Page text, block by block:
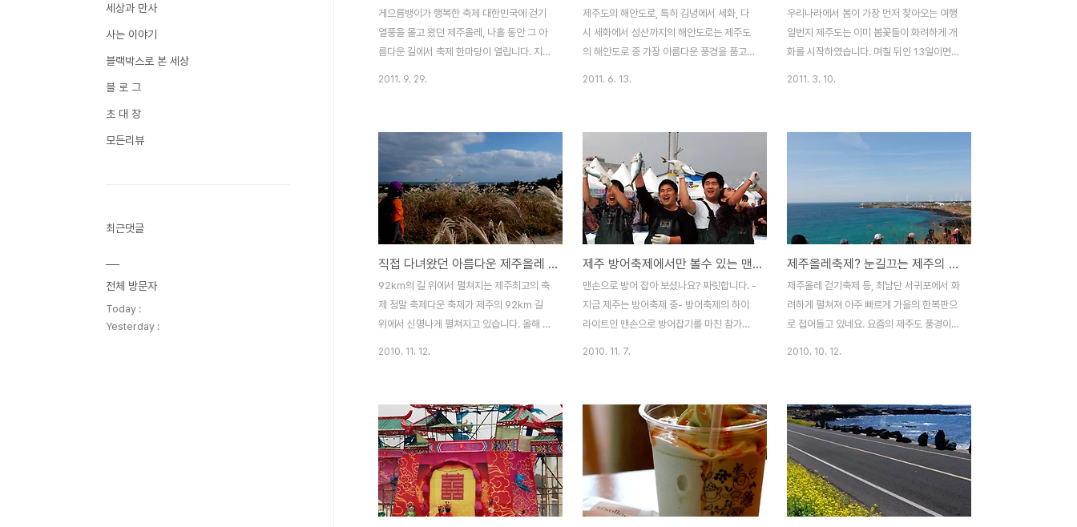
그리고 유채꽃 축제와 가파도 청보리 축제까
지 초록과 노랑 그리고 하얀색의 총천연색으
로 물들여질 겁니다. 물감을 풀어 놓..
평일인 첫날부터 정말 많은 사람들이 몰렸습
니다. 최남단 방어축제가 이토록 인기가 좋은
것은 뭐니 뭐니 해..
곳에 우후죽순처럼 생겨나는 축제가 사회적
인 문제점으로 부각되기도 했었는데요, 제주
도에도 축제가 많기로 둘째가라면 ..
게으름뱅이가 행복한 축제 대한민국에 걷기
열풍을 몰고 왔던 제주올레, 나흘 동안 그 아
름다운 길에서 축제 한마당이 열립니다. 지난
가 중요하지만, 제주올레는 걸어가면서 얼마
나 많은 추억을 만들었느냐가 중요한 길"이라
고 밝힌 서명숙 제주올레 이사장은 "평소 완
주에 목표를 두고 걷던 분들도 이번 축제를
통해 다채로운 공연을 즐기며 걷는 과정의 즐
거움을 찾게 되기를 희망한다."고 말했습니
다. 지난해 말미오름에 오른 외국의 축제 참
가자들 제주올레 6코스~9코스, 장장 50km
에서 펼쳐져 게으를수록 행복한 축제가 바로
올레걷기 축제입니다. 이번에 ..
2011. 9. 29.
제주도의 해안도로, 특히 김녕에서 세화, 다
시 세화에서 성산까지의 해안도로는 제주도
의 해안도로 중 가장 아름다운 풍경을 품고
바로 그곳에서 마라톤 축제가 열렸답니다. 제
주최고의 해안풍경을 간직한 그림 같은 배경
속에서 펼쳐진 마라톤 축제, 이왕이면 화창한
날씨 속이라면 더 없이 좋았겠지만, 때는 어
김없이 찾아온 장마철, 그나마 하늘이 도왔는
지 비가 뚝! 자욱하게 안개에 드리워진 해안
의 풍경이 오히려 몽환적이고 이색적인 그림
을 보여주더군요. 제주도에서 마라톤 경기가
열리면 언제나 최고의 호응을 이끌어 내는 것
같더군요. 제주풍경도..
2011. 6. 13.
우리나라에서 봄이 가장 먼저 찾아오는 여행
일번지 제주도는 이미 봄꽃들이 화려하게 개
화를 시작하였습니다. 며칠 뒤인 13일이면
를 소개하려 합니다. 아름답고 화려한 봄꽃의
향연은 4월1일부터 시작됩니다. 대표적인 봄
꽃대축제인 제주왕벚꽃축제와 서사라 문화거
리축제, 그리고 가파도 청보리 축제와 유채꽃
축제까지 초록과 노랑 그리고 하얀색의 총천
연색으로 물들여질 겁니다. 대한민국에서 가
장먼저 만나보는 절정의 제주의 봄 축제는..
2011. 3. 10.
직접 다녀왔던 아름다운 제주올레 걷기축제
92km의 길 위에서 펼쳐지는 제주최고의 축
제 정말 축제다운 축제가 제주의 92km 길
위에서 신명나게 펼쳐지고 있습니다. 올해 처
패러다임을 바꿔놓은 그 길에서 무려 1만 명
이 넘는 참가자들이 조용하고 행복한 축제를
맘껏 즐기고 있습니다. 걷기축제의 기간은 무
려 5일, 월드트레일 컨퍼런스 행사까지 합하
면 장장 1주일동안 계속되는 길 위에서 펼쳐
지는 제주 최고의 축제인 셈입니다. 지난 월
2010. 11. 12.
제주 방어축제에서만 볼수 있는 맨손방어잡기
맨손으로 방어 잡아 보셨나요? 짜릿합니다. -
지금 제주는 방어축제 중- 방어축제의 하이
라이트인 맨손으로 방어잡기를 마친 참가자
가 좔좔 흐르는 두툼한 살점, 쫀득쫀득 입안
에 감기는 맛, 역시 방어는 제철에 먹어야 한
다는 사람들의 말이 틀린 것이 하나도 없습니
다. '제10회 최남단 방어축제'가 지난 4일부
터 7일인 오늘까지 화려하게 열리고 있습니
다. 지역축제임에도 불구하고 4일간의 대장
2010. 11. 7.
제주올레축제? 눈길끄는 제주의 가을축제 3선
제주올레 걷기축제 등, 최남단 서귀포에서 화
려하게 펼쳐져 아주 빠르게 가을의 한복판으
로 접어들고 있네요. 요즘의 제주도 풍경이
새의 은빛 물결도 아직은 덜찬 듯 하지만 시
원한 가을 분위기를 느끼기엔 충분해 보입니
다. 얼마 전까지만 해도 푸른색 일색이었던
감귤도 이제는 노릿노릿 제 색을 찾아가고 있
는 모습도 보이구요, 지역 여기저기에선 가을
축제를 준비하는 현수막들도 눈에 띱니다. 가
2010. 10. 12.
세상과 만사
사는 이야기
블랙박스로 본 세상
블 로 그
초 대 장
모든리뷰
최근댓글
전체 방문자
Today :
Yesterday :